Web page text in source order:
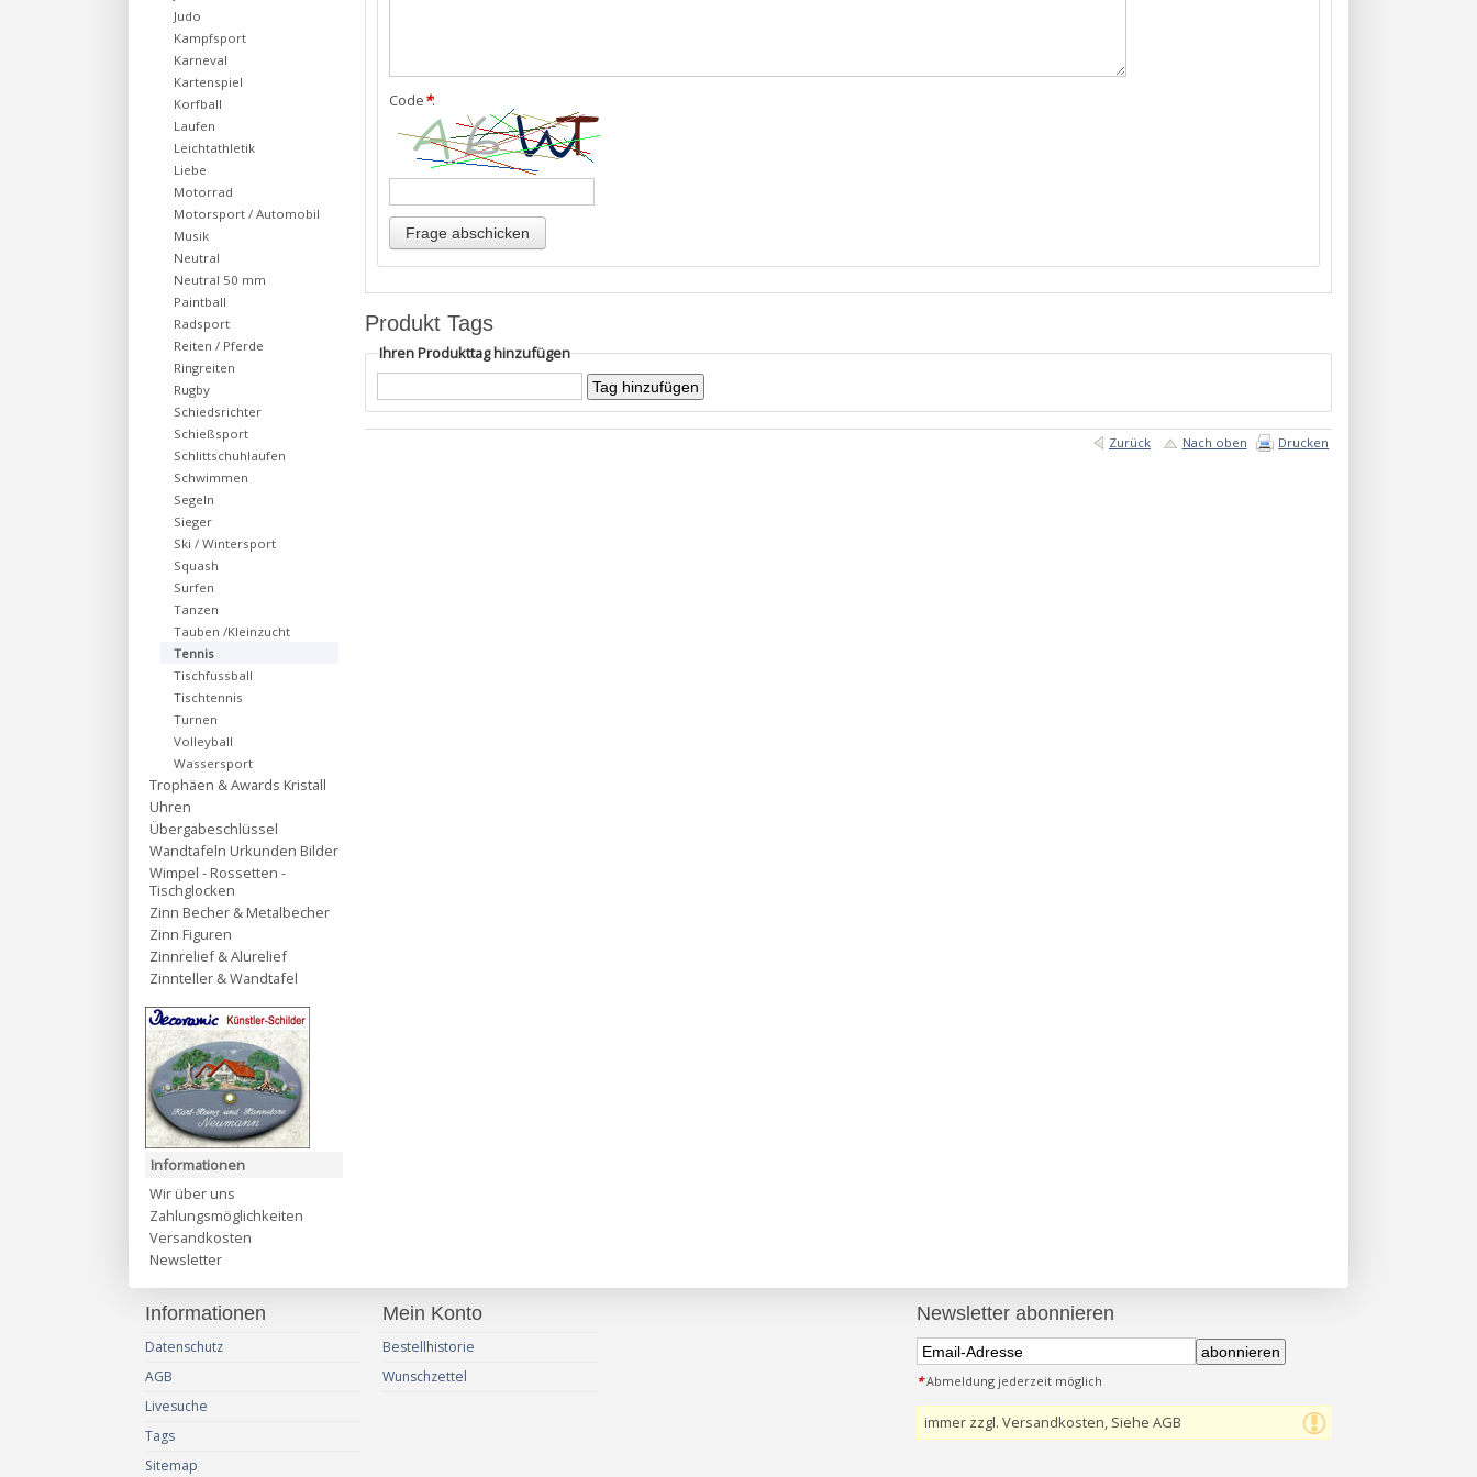
Code*:
Produkt Tags
Ihren Produkttag hinzufügen
Zurück Nach oben Drucken
Judo
Kampfsport
Karneval
Kartenspiel
Korfball
Laufen
Leichtathletik
Liebe
Motorrad
Motorsport / Automobil
Musik
Neutral
Neutral 50 mm
Paintball
Radsport
Reiten / Pferde
Ringreiten
Rugby
Schiedsrichter
Schießsport
Schlittschuhlaufen
Schwimmen
Segeln
Sieger
Ski / Wintersport
Squash
Surfen
Tanzen
Tauben /Kleinzucht
Tennis
Tischfussball
Tischtennis
Turnen
Volleyball
Wassersport
Trophäen & Awards Kristall
Uhren
Übergabeschlüssel
Wandtafeln Urkunden Bilder
Wimpel - Rossetten -
Tischglocken
Zinn Becher & Metalbecher
Zinn Figuren
Zinnrelief & Alurelief
Zinnteller & Wandtafel
Informationen
Wir über uns
Zahlungsmöglichkeiten
Versandkosten
Newsletter
Informationen
Datenschutz
AGB
Livesuche
Tags
Sitemap
Mein Konto
Bestellhistorie
Wunschzettel
Newsletter abonnieren
abonnieren
*Abmeldung jederzeit möglich
immer zzgl. Versandkosten, Siehe AGB